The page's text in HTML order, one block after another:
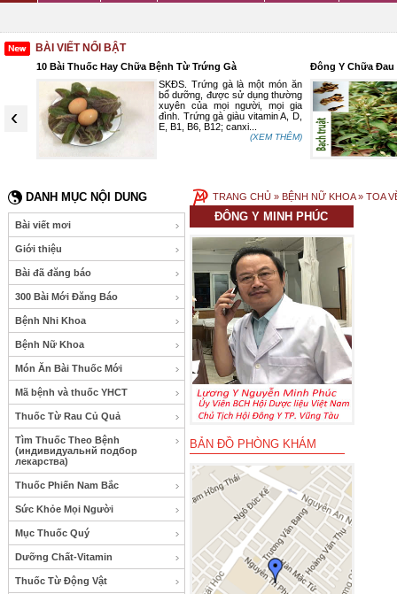
BÀI VIẾT NỔI BẬT
‹
lưỡi
10 Bài Thuốc Hay Chữa Bệnh Từ Trứng Gà
SKĐS. Trứng gà là một món ăn
bổ dưỡng, được sử dụng thường
xuyên của mọi người, mọi gia
đình. Trứng gà giàu vitamin A, D,
E, B1, B6, B12; canxi...
(XEM THÊM)
Đông Y Chữa Đau
DANH MỤC NỘI DUNG
Bài viết mơi
Giới thiệu
Bài đã đăng báo
300 Bài Mới Đăng Báo
Bệnh Nhi Khoa
Bệnh Nữ Khoa
Món Ăn Bài Thuốc Mới
Mã bệnh và thuốc YHCT
Thuốc Từ Rau Củ Quả
Tìm Thuốc Theo Bệnh
(индивидуальнй подбор
лекарства)
Thuốc Phiến Nam Bắc
Sức Khỏe Mọi Người
Mục Thuốc Quý
Dưỡng Chất-Vitamin
Thuốc Từ Động Vật
TRANG CHỦ » BỆNH NỮ KHOA » TOA
ĐÔNG Y MINH PHÚC
BẢN ĐỒ PHÒNG KHÁM